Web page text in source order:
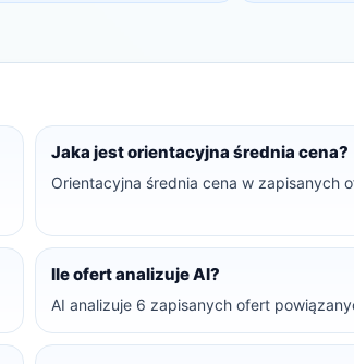
Jaka jest orientacyjna średnia cena?
Orientacyjna średnia cena w zapisanych
Ile ofert analizuje AI?
AI analizuje 6 zapisanych ofert